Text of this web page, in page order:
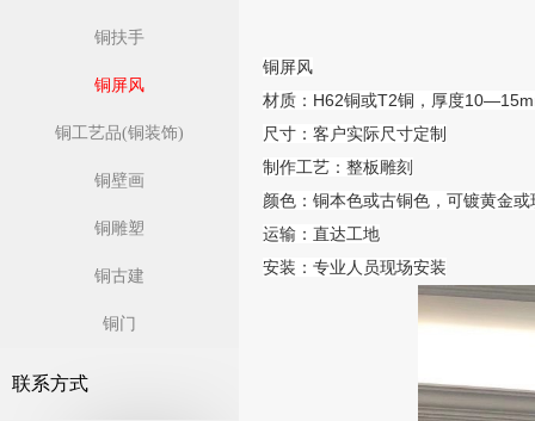
铜扶手
铜屏风
铜工艺品(铜装饰)
铜壁画
铜雕塑
铜古建
铜门
联系方式
铜屏风
材质：H62铜或T2铜，厚度
尺寸：客户实际尺寸定制
制作工艺：整板雕刻
颜色：铜本色或古铜色，可镀黄金或
运输：直达工地
安装：专业人员现场安装